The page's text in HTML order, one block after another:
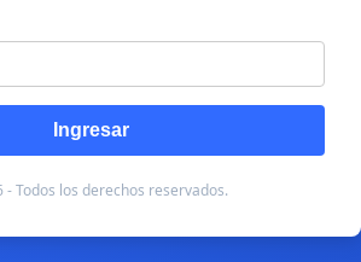
Ingresar
- Todos los derechos reservados.